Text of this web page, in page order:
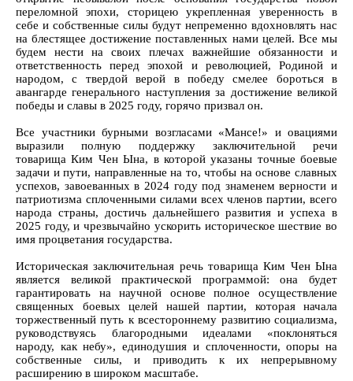
переломной эпохи, сторицею укрепленная уверенность в
себе и собственные силы будут непременно вдохновлять нас
на блестящее достижение поставленных нами целей. Все мы
будем нести на своих плечах важнейшие обязанности и
ответственность перед эпохой и революцией, Родиной и
народом, с твердой верой в победу смелее бороться в
авангарде генерального наступления за достижение великой
победы и славы в 2025 году, горячо призвал он.
Все участники бурными возгласами «Мансе!» и овациями
выразили полную поддержку заключительной речи
товарища Ким Чен Ына, в которой указаны точные боевые
задачи и пути, направленные на то, чтобы на основе славных
успехов, завоеванных в 2024 году под знаменем верности и
патриотизма сплоченными силами всех членов партии, всего
народа страны, достичь дальнейшего развития и успеха в
2025 году, и чрезвычайно ускорить историческое шествие во
имя процветания государства.
Историческая заключительная речь товарища Ким Чен Ына
является великой практической программой: она будет
гарантировать на научной основе полное осуществление
священных боевых целей нашей партии, которая начала
торжественный путь к всестороннему развитию социализма,
руководствуясь благородными идеалами «поклоняться
народу, как небу», единодушия и сплоченности, опоры на
собственные силы, и приводить к их непрерывному
расширению в широком масштабе.